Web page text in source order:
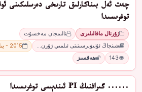
چەت ئەل بىناكارلىق تارىخى دەرسلىكىنى
توغرىسىدا
ژۇرنال ماقالىلىرى
ئالىمجان مەخسۇت
شىنجاڭ ئۇنىۋېرسىتىتى ئىلمىي ژۇرن…
2015 - يىللىق
143
ھەقسىز
...... گىرافنىڭ PI ئىندېسى توغرىسىدا